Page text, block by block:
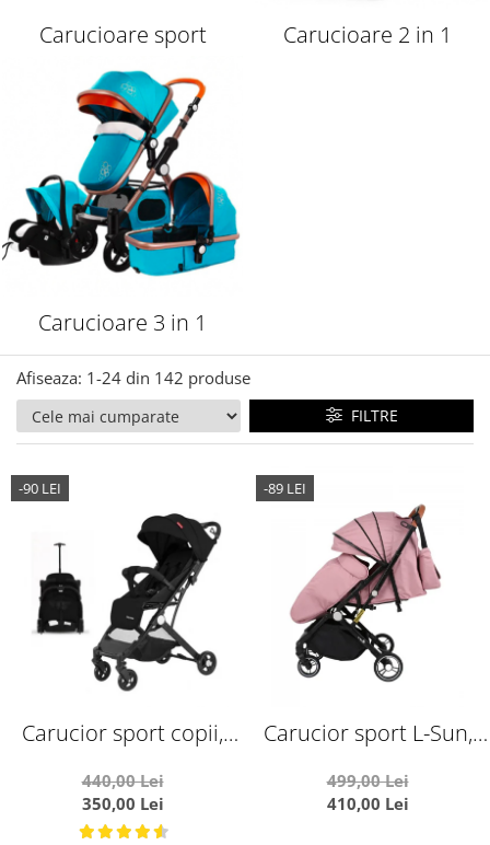
Carucioare sport Carucioare 2 in 1
Carucioare 3 in 1
Afiseaza: 1-24 din 142 produse
FILTRE
-90 LEI
Carucior sport copii,
avion, cu sistem troller,
C8 negru
440,00 Lei
350,00 Lei
-89 LEI
Carucior sport L-Sun,
troller, cu maner
reversibil, husa de
499,00 Lei
410,00 Lei